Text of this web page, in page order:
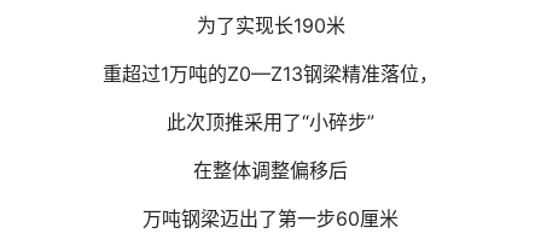
为了实现长190米
重超过1万吨的Z0—Z13钢梁精准落位，
此次顶推采用了“小碎步”
在整体调整偏移后
万吨钢梁迈出了第一步60厘米